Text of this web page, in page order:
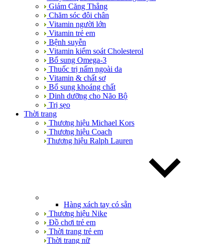
Giảm Căng Thẳng
Chăm sóc đôi chân
Vitamin người lớn
Vitamin trẻ em
Bệnh suyễn
Vitamin kiểm soát Cholesterol
Bổ sung Omega-3
Thuốc trị nấm ngoài da
Vitamin & chất sơ
Bổ sung khoáng chất
Dinh dưỡng cho Não Bộ
Trị sẹo
Thời trang
Thương hiệu Michael Kors
Thương hiệu Coach
Thương hiệu Ralph Lauren
Hàng xách tay có sẵn
Thương hiệu Nike
Đồ chơi trẻ em
Thời trang trẻ em
Thời trang nữ